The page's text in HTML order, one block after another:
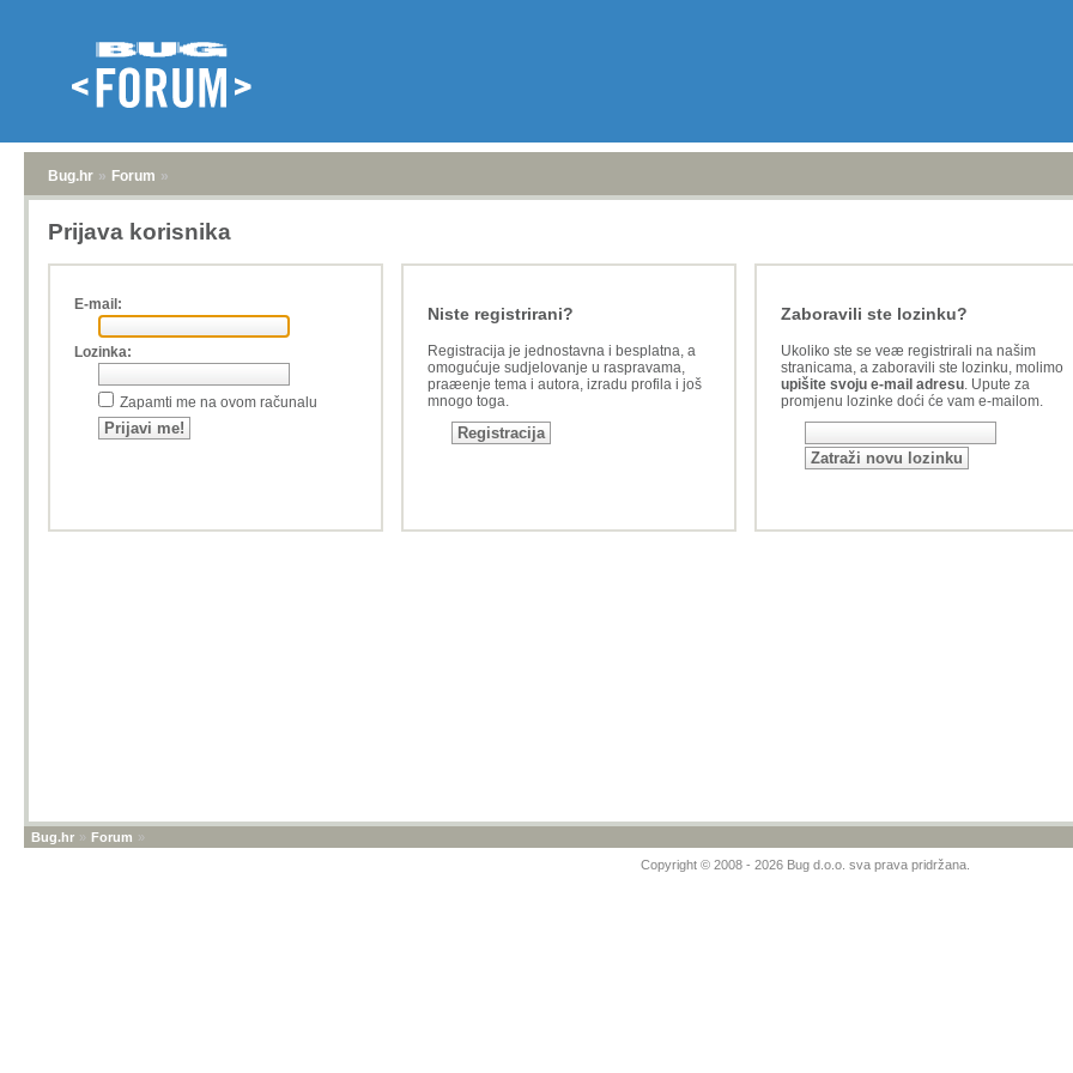
Bug.hr » Forum »
Prijava korisnika
E-mail:
Lozinka:
Zapamti me na ovom računalu
Niste registrirani?
Registracija je jednostavna i besplatna, a
omogućuje sudjelovanje u raspravama,
praæenje tema i autora, izradu profila i još
mnogo toga.
Zaboravili ste lozinku?
Ukoliko ste se veæ registrirali na našim
stranicama, a zaboravili ste lozinku, molimo
upišite svoju e-mail adresu. Upute za
promjenu lozinke doći će vam e-mailom.
Bug.hr » Forum »
Copyright © 2008 - 2026 Bug d.o.o. sva prava pridržana.